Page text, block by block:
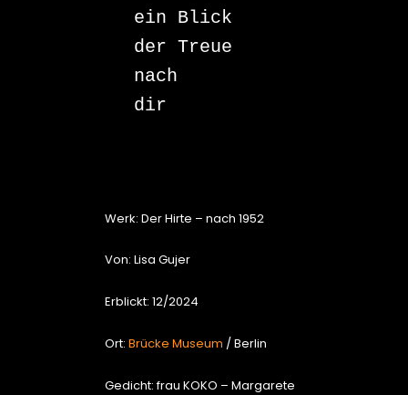
ein Blick
der Treue
nach
dir
Werk: Der Hirte – nach 1952
Von: Lisa Gujer
Erblickt: 12/2024
Ort: Brücke Museum / Berlin
Gedicht: frau KOKO – Margarete